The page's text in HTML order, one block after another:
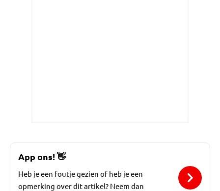
App ons!👋
Heb je een foutje gezien of heb je een
opmerking over dit artikel? Neem dan